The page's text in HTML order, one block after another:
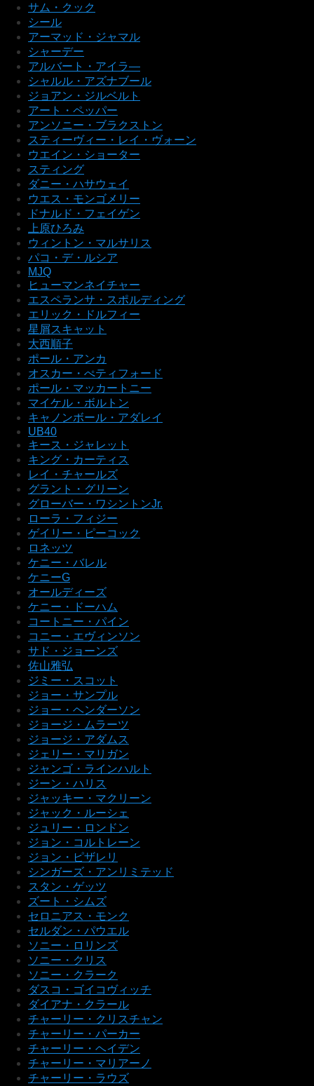
サム・クック
シール
アーマッド・ジャマル
シャーデー
アルバート・アイラ―
シャルル・アズナブール
ジョアン・ジルベルト
アート・ペッパー
アンソニー・ブラクストン
スティーヴィー・レイ・ヴォーン
ウエイン・ショーター
スティング
ダニー・ハサウェイ
ウエス・モンゴメリー
ドナルド・フェイゲン
上原ひろみ
ウィントン・マルサリス
パコ・デ・ルシア
MJQ
ヒューマンネイチャー
エスペランサ・スポルディング
エリック・ドルフィー
星屑スキャット
大西順子
ポール・アンカ
オスカー・ぺティフォード
ポール・マッカートニー
マイケル・ボルトン
キャノンボール・アダレイ
UB40
キース・ジャレット
キング・カーティス
レイ・チャールズ
グラント・グリーン
グローバー・ワシントンJr.
ローラ・フィジー
ゲイリー・ピーコック
ロネッツ
ケニー・バレル
ケニーG
オールディーズ
ケニー・ドーハム
コートニー・パイン
コニー・エヴィンソン
サド・ジョーンズ
佐山雅弘
ジミー・スコット
ジョー・サンプル
ジョー・ヘンダーソン
ジョージ・ムラーツ
ジョージ・アダムス
ジェリー・マリガン
ジャンゴ・ラインハルト
ジーン・ハリス
ジャッキー・マクリーン
ジャック・ルーシェ
ジュリー・ロンドン
ジョン・コルトレーン
ジョン・ピザレリ
シンガーズ・アンリミテッド
スタン・ゲッツ
ズート・シムズ
セロニアス・モンク
セルダン・パウエル
ソニー・ロリンズ
ソニー・クリス
ソニー・クラーク
ダスコ・ゴイコヴィッチ
ダイアナ・クラール
チャーリー・クリスチャン
チャーリー・パーカー
チャーリー・ヘイデン
チャーリー・マリアーノ
チャーリー・ラウズ